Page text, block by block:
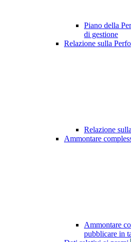
Piano della
di gestione
Relazione sulla
Relazione
Ammontare
Ammontare
pubblicare in